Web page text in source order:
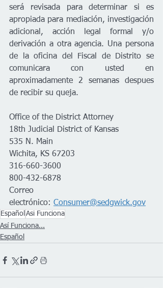
será revisada para determinar si es
apropiada para mediación, investigación
adicional, acción legal formal y/o
derivación a otra agencia. Una persona
de la oficina del Fiscal de Distrito se
comunicara con usted en
aproximadamente 2 semanas despues
de recibir su queja.
Office of the District Attorney
18th Judicial District of Kansas
535 N. Main
Wichita, KS 67203
316-660-3600
800-432-6878
Correo
electrónico: Consumer@sedgwick.gov
Español Asi Funciona
Así Funciona...
Español